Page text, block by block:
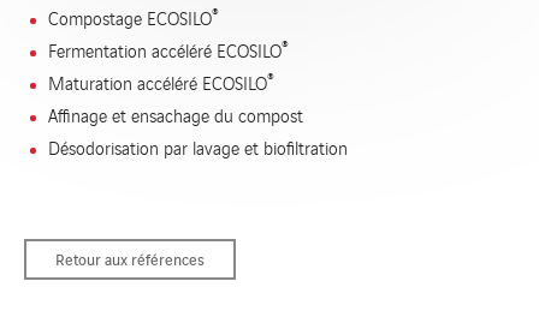
Compostage ECOSILO®
Fermentation accéléré ECOSILO®
Maturation accéléré ECOSILO®
Affinage et ensachage du compost
Désodorisation par lavage et biofiltration
Retour aux références